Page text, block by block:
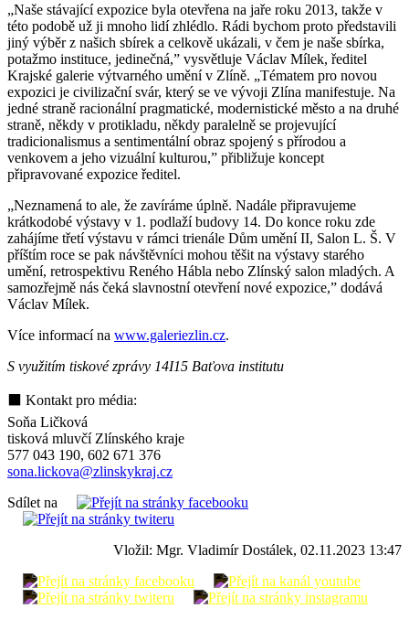
„Naše stávající expozice byla otevřena na jaře roku 2013, takže v
této podobě už ji mnoho lidí zhlédlo. Rádi bychom proto představili
jiný výběr z našich sbírek a celkově ukázali, v čem je naše sbírka,
potažmo instituce, jedinečná,” vysvětluje Václav Mílek, ředitel
Krajské galerie výtvarného umění v Zlíně. „Tématem pro novou
expozici je civilizační svár, který se ve vývoji Zlína manifestuje. Na
jedné straně racionální pragmatické, modernistické město a na druhé
straně, někdy v protikladu, někdy paralelně se projevující
tradicionalismus a sentimentální obraz spojený s přírodou a
venkovem a jeho vizuální kulturou,” přibližuje koncept
připravované expozice ředitel.
„Neznamená to ale, že zavíráme úplně. Nadále připravujeme
krátkodobé výstavy v 1. podlaží budovy 14. Do konce roku zde
zahájíme třetí výstavu v rámci trienále Dům umění II, Salon L. Š. V
příštím roce se pak návštěvníci mohou těšit na výstavy starého
umění, retrospektivu Reného Hábla nebo Zlínský salon mladých. A
samozřejmě nás čeká slavnostní otevření nové expozice,” dodává
Václav Mílek.
Více informací na www.galeriezlin.cz.
S využitím tiskové zprávy 14I15 Baťova institutu
⬛ Kontakt pro média:
Soňa Ličková
tisková mluvčí Zlínského kraje
577 043 190, 602 671 376
sona.lickova@zlinskykraj.cz
Sdílet na
Vložil: Mgr. Vladimír Dostálek, 02.11.2023 13:47